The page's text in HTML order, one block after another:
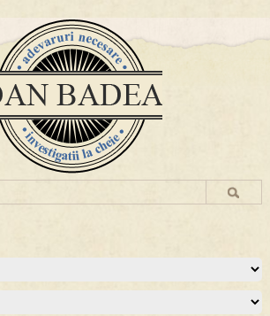
(Nemira)
prima lucrare despre controversatele